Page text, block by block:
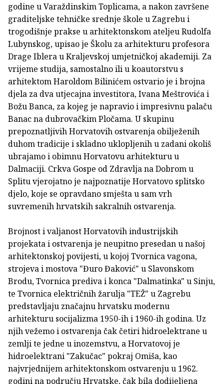
godine u Varaždinskim Toplicama, a nakon završene
graditeljske tehničke srednje škole u Zagrebu i
trogodišnje prakse u arhitektonskom ateljeu Rudolfa
Lubynskog, upisao je Školu za arhitekturu profesora
Drage Iblera u Kraljevskoj umjetničkoj akademiji. Za
vrijeme studija, samostalno ili u koautorstvu s
arhitektom Haroldom Bilinićem ostvario je i brojna
djela za dva utjecajna investitora, Ivana Meštrovića i
Božu Banca, za kojeg je napravio i impresivnu palaču
Banac na dubrovačkim Pločama. U skupinu
prepoznatljivih Horvatovih ostvarenja obilježenih
duhom tradicije i skladno uklopljenih u zadani okoliš
ubrajamo i obimnu Horvatovu arhitekturu u
Dalmaciji. Crkva Gospe od Zdravlja na Dobrom u
Splitu vjerojatno je najpoznatije Horvatovo splitsko
djelo, koje se opravdano smješta u sam vrh
suvremenih hrvatskih sakralnih ostvarenja.
Brojnost i valjanost Horvatovih industrijskih
projekata i ostvarenja je neupitno presedan u našoj
arhitektonskoj povijesti, u kojoj Tvornica vagona,
strojeva i mostova "Đuro Đaković" u Slavonskom
Brodu, Tvornica prediva i konca "Dalmatinka" u Sinju,
te Tvornica električnih žarulja "TEŽ" u Zagrebu
predstavljaju značajnu hrvatsku modernu
arhitekturu socijalizma 1950-ih i 1960-ih godina. Uz
njih vežemo i ostvarenja čak četiri hidroelektrane u
zemlji te jedne u inozemstvu, a Horvatovoj je
hidroelektrani "Zakučac" pokraj Omiša, kao
najvrjednijem arhitektonskom ostvarenju u 1962.
godini na području Hrvatske, čak bila dodijeljena